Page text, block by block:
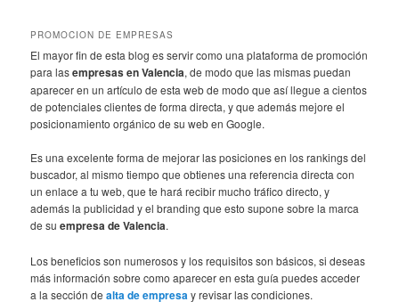
PROMOCION DE EMPRESAS
El mayor fin de esta blog es servir como una plataforma de promoción
para lasempresas en Valencia, de modo que las mismas puedan
aparecer en un artículo de esta web de modo que así llegue a cientos
de potenciales clientes de forma directa, y que además mejore el
posicionamiento orgánico de su web en Google.
Es una excelente forma de mejorar las posiciones en los rankings del
buscador, al mismo tiempo que obtienes una referencia directa con
un enlace a tu web, que te hará recibir mucho tráfico directo, y
además la publicidad y el branding que esto supone sobre la marca
de suempresa de Valencia.
Los beneficios son numerosos y los requisitos son básicos, si deseas
más información sobre como aparecer en esta guía puedes acceder
a la sección dealta de empresay revisar las condiciones.